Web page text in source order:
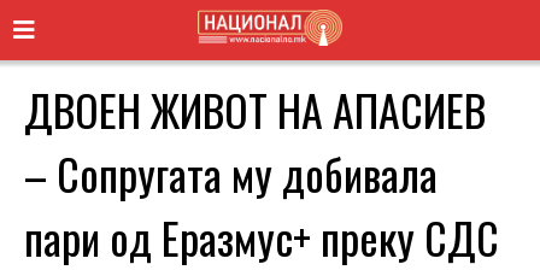
ДВОЕН ЖИВОТ НА АПАСИЕВ
– Сопругата му добивала
пари од Еразмус+ преку СДС